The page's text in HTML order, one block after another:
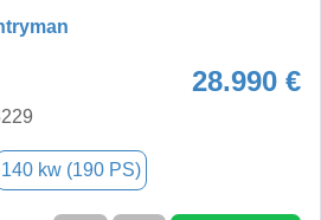
28.990 €
140 kw (190 PS)